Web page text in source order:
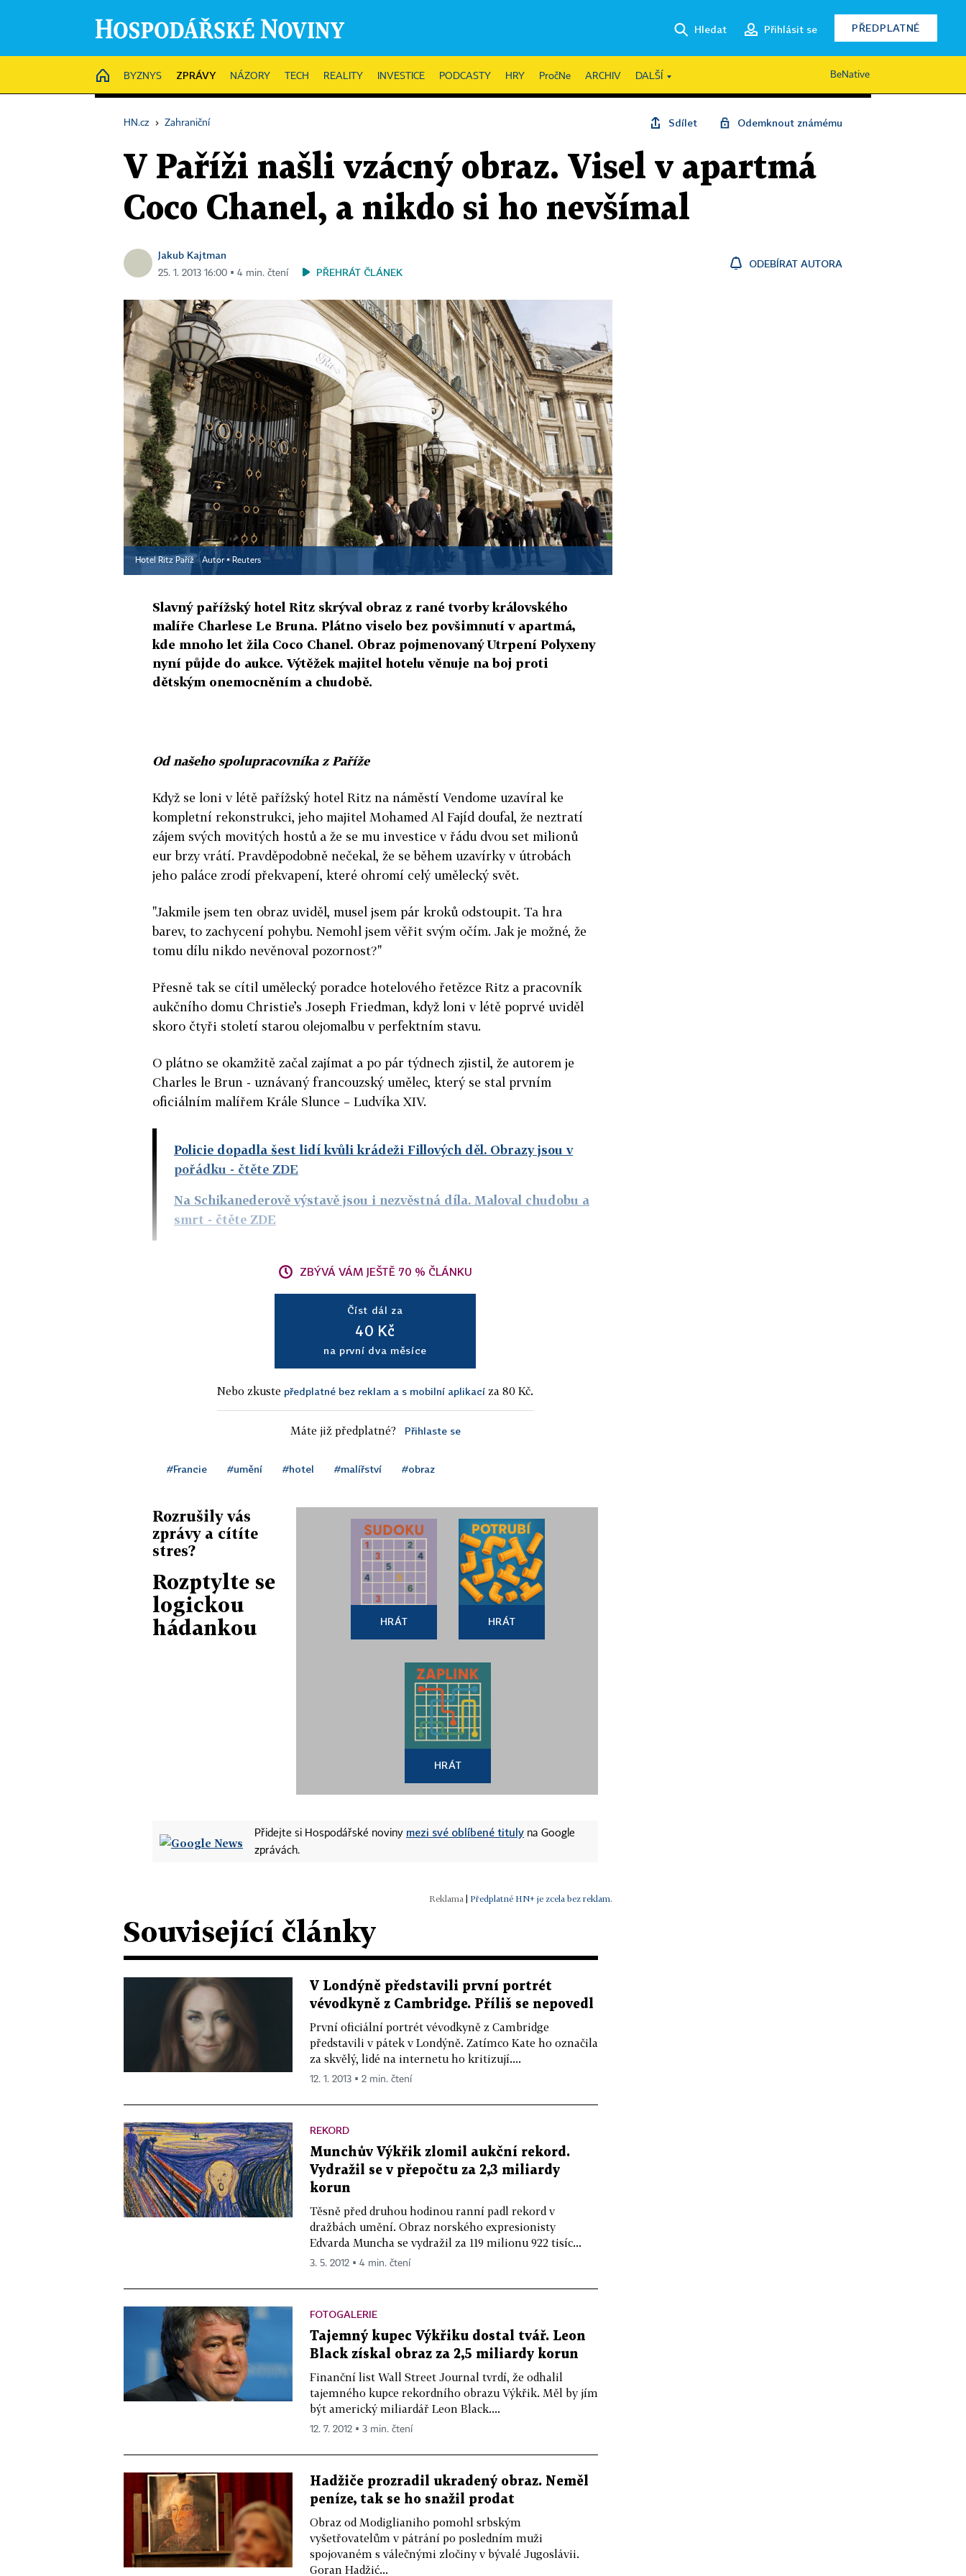
Hledat Přihlásit se PŘEDPLATNÉ
HOME
BYZNYS ZPRÁVY NÁZORY TECH REALITY INVESTICE PODCASTY HRY PročNe ARCHIV DALŠÍ BeNative
HN.cz › Zahraniční Sdílet Odemknout známému
V Paříži našli vzácný obraz. Visel v apartmá
Coco Chanel, a nikdo si ho nevšímal
Jakub Kajtman
25. 1. 2013 16:00 ▪ 4 min. čtení PŘEHRÁT ČLÁNEK
ODEBÍRAT AUTORA
Hotel Ritz Paříž Autor ▪ Reuters
Slavný pařížský hotel Ritz skrýval obraz z rané tvorby královského
malíře Charlese Le Bruna. Plátno viselo bez povšimnutí v apartmá,
kde mnoho let žila Coco Chanel. Obraz pojmenovaný Utrpení Polyxeny
nyní půjde do aukce. Výtěžek majitel hotelu věnuje na boj proti
dětským onemocněním a chudobě.
Od našeho spolupracovníka z Paříže
Když se loni v létě pařížský hotel Ritz na náměstí Vendome uzavíral ke
kompletní rekonstrukci, jeho majitel Mohamed Al Fajíd doufal, že neztratí
zájem svých movitých hostů a že se mu investice v řádu dvou set milionů
eur brzy vrátí. Pravděpodobně nečekal, že se během uzavírky v útrobách
jeho paláce zrodí překvapení, které ohromí celý umělecký svět.
"Jakmile jsem ten obraz uviděl, musel jsem pár kroků odstoupit. Ta hra
barev, to zachycení pohybu. Nemohl jsem věřit svým očím. Jak je možné, že
tomu dílu nikdo nevěnoval pozornost?"
Přesně tak se cítil umělecký poradce hotelového řetězce Ritz a pracovník
aukčního domu Christie’s Joseph Friedman, když loni v létě poprvé uviděl
skoro čtyři století starou olejomalbu v perfektním stavu.
O plátno se okamžitě začal zajímat a po pár týdnech zjistil, že autorem je
Charles le Brun - uznávaný francouzský umělec, který se stal prvním
oficiálním malířem Krále Slunce – Ludvíka XIV.
Policie dopadla šest lidí kvůli krádeži Fillových děl. Obrazy jsou v
pořádku - čtěte ZDE
Na Schikanederově výstavě jsou i nezvěstná díla. Maloval chudobu a
smrt - čtěte ZDE
ZBÝVÁ VÁM JEŠTĚ 70 % ČLÁNKU
Číst dál za
40 Kč
na první dva měsíce
Nebo zkuste předplatné bez reklam a s mobilní aplikací za 80 Kč.
Máte již předplatné? Přihlaste se
#Francie #umění #hotel #malířství #obraz
Rozrušily vás
zprávy a cítíte
stres?
Rozptylte se
logickou
hádankou
HRÁT HRÁT
HRÁT
Přidejte si Hospodářské noviny mezi své oblíbené tituly na Google
zprávách.
| Předplatné HN+ je zcela bez reklam.
Související články
V Londýně představili první portrét
vévodkyně z Cambridge. Příliš se nepovedl
První oficiální portrét vévodkyně z Cambridge
představili v pátek v Londýně. Zatímco Kate ho označila
za skvělý, lidé na internetu ho kritizují....
12. 1. 2013 ▪ 2 min. čtení
REKORD
Munchův Výkřik zlomil aukční rekord.
Vydražil se v přepočtu za 2,3 miliardy
korun
Těsně před druhou hodinou ranní padl rekord v
dražbách umění. Obraz norského expresionisty
Edvarda Muncha se vydražil za 119 milionu 922 tisíc...
3. 5. 2012 ▪ 4 min. čtení
FOTOGALERIE
Tajemný kupec Výkřiku dostal tvář. Leon
Black získal obraz za 2,5 miliardy korun
Finanční list Wall Street Journal tvrdí, že odhalil
tajemného kupce rekordního obrazu Výkřik. Měl by jím
být americký miliardář Leon Black....
12. 7. 2012 ▪ 3 min. čtení
Hadžiče prozradil ukradený obraz. Neměl
peníze, tak se ho snažil prodat
Obraz od Modiglianiho pomohl srbským
vyšetřovatelům v pátrání po posledním muži
spojovaném s válečnými zločiny v bývalé Jugoslávii.
Goran Hadžić...